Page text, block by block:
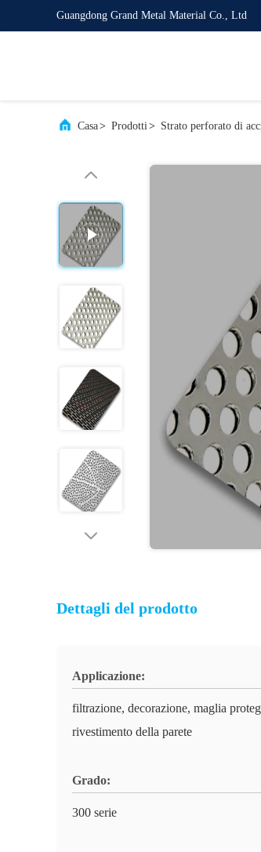
Guangdong Grand Metal Material Co., Ltd
Casa> Prodotti> Strato perforato di
Dettagli del prodotto
Applicazione:
filtrazione, decorazione, maglia
rivestimento della parete
Grado:
300 serie